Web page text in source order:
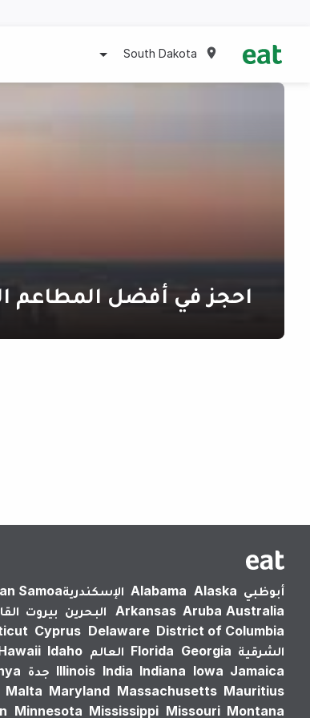
South Dakota
احجز في أفضل المطاعم
أبوظبي Alabama Alaska الإسكندرية‎Samoa
Arkansas Aruba Australia البحرين بيروت
Cyprus Delaware District of Columbia
الشرقية
Florida Georgia العالم Idaho
Illinois India Indiana Iowa Jamaica جدة
Malta Maryland Massachusetts Mauritius
Minnesota Mississippi Missouri Montana